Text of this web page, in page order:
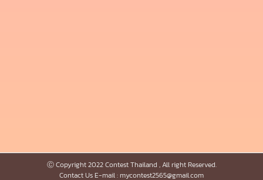
Ⓒ Copyright 2022 Contest Thailand , All right Reserved.
Contact Us E-mail : mycontest2565@gmail.com